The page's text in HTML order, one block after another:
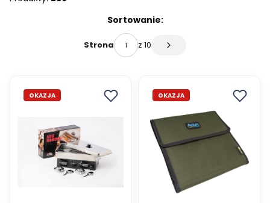
Sortowanie:
Strona z 10 Następne produkty
OKAZJA OKAZJA